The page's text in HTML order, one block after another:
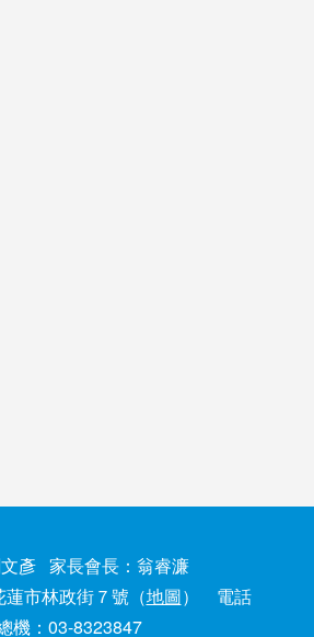
彥 家長會長：翁睿濂
市林政街７號（地圖） 電話
機：03-8323847